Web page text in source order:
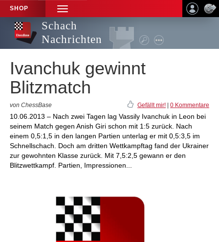
SHOP
TOGGLE
NAVIGATION
Schach
Nachrichten
Ivanchuk gewinnt
Blitzmatch
von ChessBase Gefällt mir! 0 Kommentare
10.06.2013 – Nach zwei Tagen lag Vassily Ivanchuk in Leon bei
seinem Match gegen Anish Giri schon mit 1:5 zurück. Nach
einem 0,5:1,5 in den langen Partien unterlag er mit 0,5:3,5 im
Schnellschach. Doch am dritten Wettkampftag fand der Ukrainer
zur gewohnten Klasse zurück. Mit 7,5:2,5 gewann er den
Blitzwettkampf. Partien, Impressionen...